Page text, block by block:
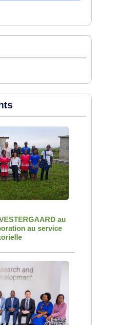
au
au service